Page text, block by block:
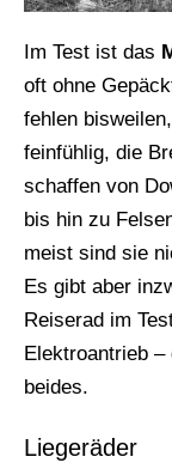
Im Test ist das
oft ohne
fehlen
feinfühlig, die
schaffen von
bis hin zu
meist sind sie
Es gibt aber
Reiserad im
Elektroantrieb
beides.
Liegeräder